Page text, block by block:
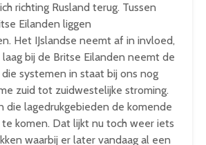
richting Rusland terug. Tussen
Eilanden liggen
Het IJslandse neemt af in invloed,
bij de Britse Eilanden neemt de
systemen in staat bij ons nog
zuid tot zuidwestelijke stroming.
die lagedrukgebieden de komende
komen. Dat lijkt nu toch weer iets
waarbij er later vandaag al een